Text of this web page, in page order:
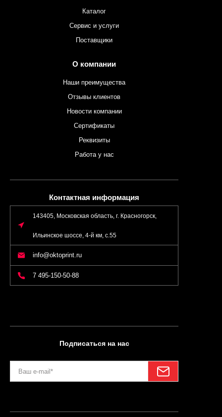
Каталог
Сервис и услуги
Поставщики
О компании
Наши преимущества
Отзывы клиентов
Новости компании
Сертификаты
Реквизиты
Работа у нас
Контактная информация
143405, Московская область, г. Красногорск,
Ильинское шоссе, 4-й км, с.55
info@oktoprint.ru
7 495-150-50-88
Подписаться на нас